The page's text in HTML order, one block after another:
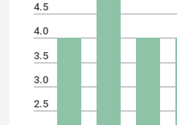
4.5
4.0
3.5
3.0
2.5